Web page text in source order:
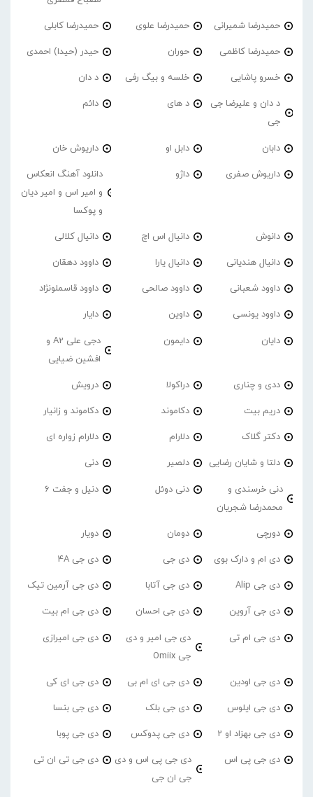
حمیدرضا شمیرانی حمیدرضا علوی حمیدرضا کابلی
حمیدرضا کاظمی حوران حیدر (حیدا) احمدی
خسرو پاشایی خلسه و بیگ رفی د دان
د دان و علیرضا جی
جی
د های دائم
دابان دابل او داریوش خان
داریوش صفری داژو
دانلود آهنگ انعکاس
و امیر اس و امیر دیان
و پوکسا
دانوش دانیال اس اچ دانیال کلالی
دانیال هندیانی دانیال یارا داوود دهقان
داوود شعبانی داوود صالحی داوود قاسملونژاد
داوود یونسی داوین دایار
دایان دایمون
دجی علی A2 و
افشین ضیایی
ددی و چناری دراکولا درویش
دریم بیت دکاموند دکاموند و زانیار
دکتر گلاک دلارام دلارام زواره ای
دلتا و شایان رضایی دلصیر دنی
دنی خرسندی و
محمدرضا شجریان
دنی دوئل دنیل و جفت 6
دورچی دومان دویار
دی ام و دارک بوی دی جی دی جی 4A
دی جی Alip دی جی آتابا دی جی آرمین تیک
دی جی آروین دی جی احسان دی جی ام بیت
دی جی ام تی
دی جی امیر و دی
جی Omiix
دی جی امیرازی
دی جی اودین دی جی ای ام بی دی جی ای کی
دی جی ایلوس دی جی بلک دی جی بنسا
دی جی بهزاد او 2 دی جی پدوکس دی جی پوبا
دی جی پی اس
دی جی پی اس و دی
جی ان جی
دی جی تی ان تی